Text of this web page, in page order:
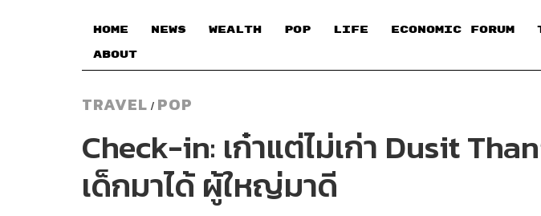
HOME NEWS WEALTH POP LIFE ECONOMIC FORUM
ABOUT
TRAVEL / POP
Check-in: เก๋าแต่ไม่เก่า Dusit
เด็กมาได้ ผู้ใหญ่มาดี